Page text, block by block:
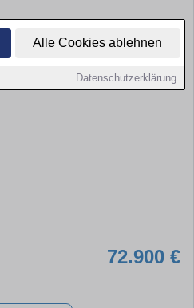
Alle Cookies ablehnen
Datenschutzerklärung
72.900 €